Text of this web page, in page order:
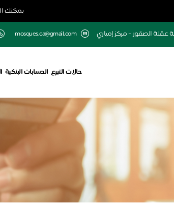
يمكنك
الصقور – مركز إمباري mosques.ca@gmail.com
حالات التبرع الحسابات البنكية